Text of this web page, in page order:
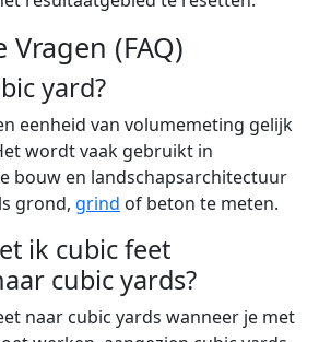
(FAQ)
yard?
eenheid van volumemeting gelijk
wordt vaak gebruikt in
bouw en landschapsarchitectuur
grond, grind of beton te meten.
ik cubic feet
cubic yards?
naar cubic yards wanneer je met